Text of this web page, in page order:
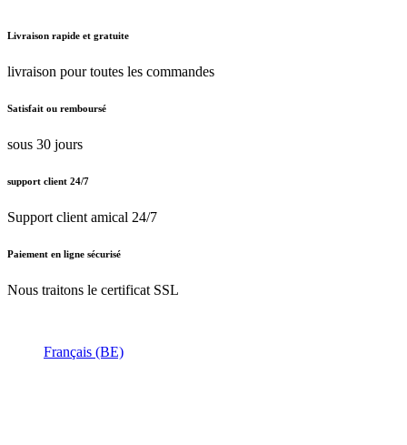
Livraison rapide et gratuite
livraison pour toutes les commandes
Satisfait ou remboursé
sous 30 jours
support client 24/7
Support client amical 24/7
Paiement en ligne sécurisé
Nous traitons le certificat SSL
Français (BE)